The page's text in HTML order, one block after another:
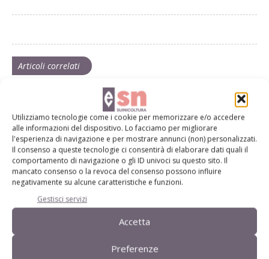
Utilizziamo tecnologie come i cookie per memorizzare e/o accedere
alle informazioni del dispositivo. Lo facciamo per migliorare
l'esperienza di navigazione e per mostrare annunci (non) personalizzati.
Il consenso a queste tecnologie ci consentirà di elaborare dati quali il
comportamento di navigazione o gli ID univoci su questo sito. Il
mancato consenso o la revoca del consenso possono influire
negativamente su alcune caratteristiche e funzioni.
Gestisci servizi
Accetta
Preferenze
Articoli correlati
Duroc Italiana, evoluzione per le
produzioni tipiche
Filippini, Psa: «Vorremmo negoziare
con Bruxelles la riapertura di zone
soggette a restrizione»
competività per le aziende suinicole